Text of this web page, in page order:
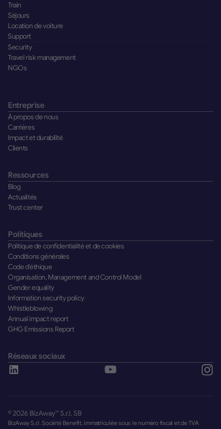
Train
Séjours
Location de voiture
Support
Security
Travel risk management
NGOs
Entreprise
À propos de nous
Carrières
Impact et durabilité
Clients
Ressources
Blog
Actualités
Trust center
Politiques
Politique de confidentialité et de cookies
Conditions générales
Code d'éthique
Organisation, Management and Control Model
Gender equality
Information security policy
Whistleblowing
Annual impact report
GHG Emissions Report
Réseaux sociaux
BizAway S.r.l. Société Benefit, immatriculée sous le numéro fiscal et de TVA
©2026 BizAway™ S.r.l. SB